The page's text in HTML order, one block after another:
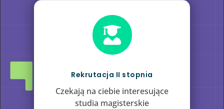

Rekrutacja II stopnia
Czekają na ciebie interesujące
studia magisterskie